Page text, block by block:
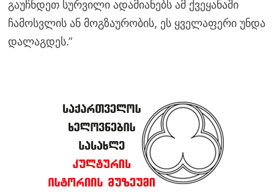
გაუჩნდეთ სურვილი ადამიანებს ამ ქვეყანაში
ჩამოსვლის ან მოგზაურობის, ეს ყველაფერი უნდა
დალაგდეს.”